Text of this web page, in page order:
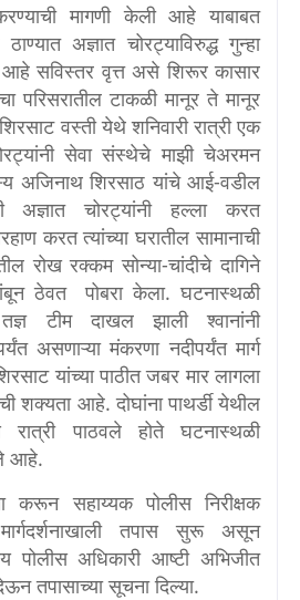
मागणी केली आहे याबाबत
अज्ञात चोरट्याविरुद्ध गुन्हा
सविस्तर वृत्त असे शिरूर कासार
परिसरातील टाकळी मानूर ते मानूर
वस्ती येथे शनिवारी रात्री एक
सेवा संस्थेचे माझी चेअरमन
अजिनाथ शिरसाठ यांचे आई-वडील
अज्ञात चोरट्यांनी हल्ला करत
करत त्यांच्या घरातील सामानाची
रोख रक्कम सोन्या-चांदीचे दागिने
ठेवत पोबरा केला. घटनास्थळी
टीम दाखल झाली श्वानांनी
असणाऱ्या मंकरणा नदीपर्यंत मार्ग
यांच्या पाठीत जबर मार लागला
आहे. दोघांना पाथर्डी येथील
रात्री पाठवले होते घटनास्थळी
आहे.
करून सहाय्यक पोलीस निरीक्षक
तपास सुरू असून
पोलीस अधिकारी आष्टी अभिजीत
तपासाच्या सूचना दिल्या.